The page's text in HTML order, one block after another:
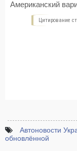
Американский
Цитирование
Автоновости
обновлённой